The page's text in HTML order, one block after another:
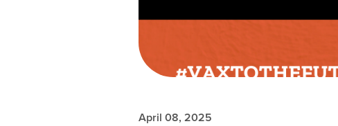
April 08, 2025